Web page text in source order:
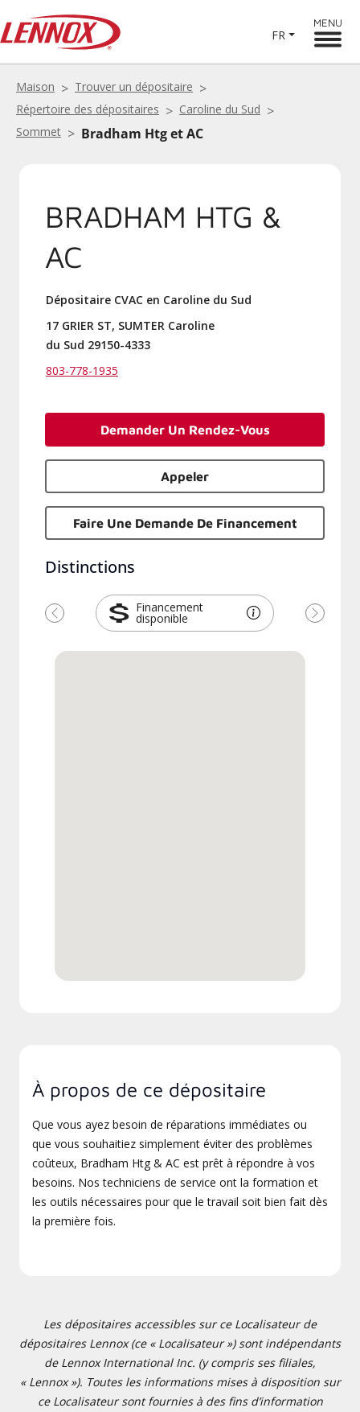
FR
MENU
Maison
Trouver un dépositaire
Répertoire des dépositaires
Caroline du Sud
Sommet
Bradham Htg et AC
BRADHAM HTG &
AC
Dépositaire CVAC en Caroline du Sud
17 GRIER ST, SUMTER Caroline
du Sud 29150-4333
803-778-1935
Demander Un Rendez-Vous
Appeler
Faire Une Demande De Financement
Distinctions
Financement
disponible
Previous Next
À propos de ce dépositaire
Que vous ayez besoin de réparations immédiates ou
que vous souhaitiez simplement éviter des problèmes
coûteux, Bradham Htg & AC est prêt à répondre à vos
besoins. Nos techniciens de service ont la formation et
les outils nécessaires pour que le travail soit bien fait dès
la première fois.
Les dépositaires accessibles sur ce Localisateur de
dépositaires Lennox (ce « Localisateur ») sont indépendants
de Lennox International Inc. (y compris ses filiales,
« Lennox »). Toutes les informations mises à disposition sur
ce Localisateur sont fournies à des fins d’information